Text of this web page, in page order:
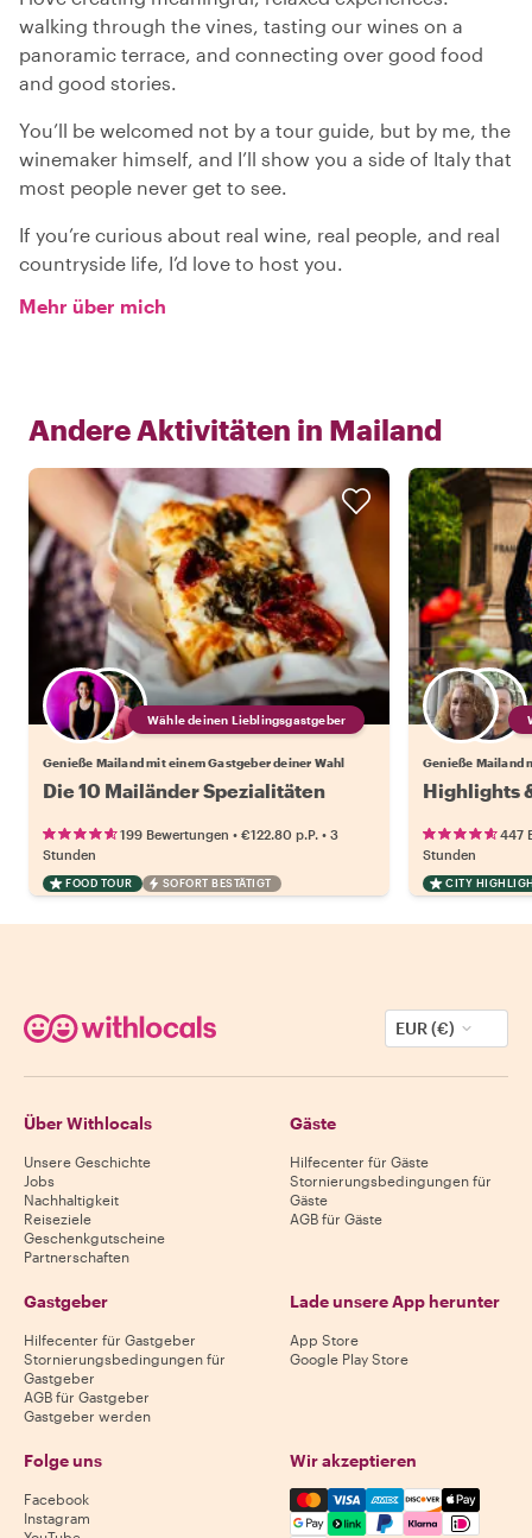
walking through the vines, tasting our wines on a
panoramic terrace, and connecting over good food
and good stories.
You’ll be welcomed not by a tour guide, but by me, the
winemaker himself, and I’ll show you a side of Italy that
most people never get to see.
If you’re curious about real wine, real people, and real
countryside life, I’d love to host you.
Mehr über mich
Andere Aktivitäten in Mailand
Wähle deinen Lieblingsgastgeber
Genieße Mailand mit einem Gastgeber deiner Wahl
Die 10 Mailänder Spezialitäten
199 Bewertungen • €122.80 p.P. • 3
Stunden
FOOD TOUR SOFORT BESTÄTIGT
Genieße Mailand
Highlights
447
Stunden
CITY
EUR (€)
Über Withlocals
Unsere Geschichte
Jobs
Nachhaltigkeit
Reiseziele
Geschenkgutscheine
Partnerschaften
Gäste
Hilfecenter für Gäste
Stornierungsbedingungen für
Gäste
AGB für Gäste
Gastgeber
Hilfecenter für Gastgeber
Stornierungsbedingungen für
Gastgeber
AGB für Gastgeber
Gastgeber werden
Lade unsere App herunter
App Store
Google Play Store
Folge uns
Facebook
Instagram
Wir akzeptieren
Mastercard, Visa, Amex,